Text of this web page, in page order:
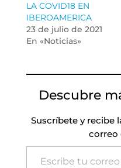
LA COVID18 EN
IBEROAMERICA
23 de julio de 2021
En «Noticias»
Descubre
Suscríbete y recibe
correo
Escribe tu correo electrónico…